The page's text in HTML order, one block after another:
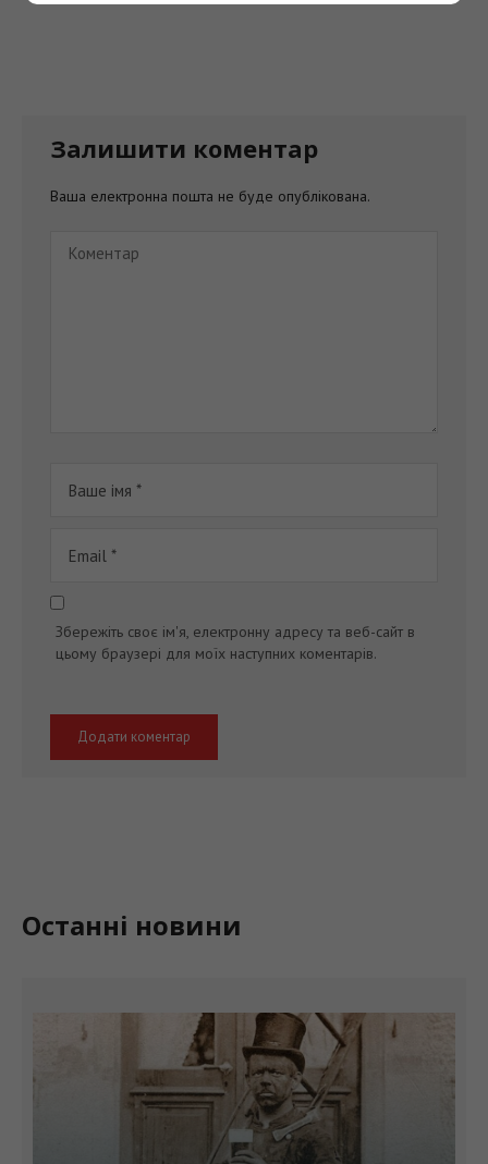
Залишити коментар
Ваша електронна пошта не буде опублікована.
Збережіть своє ім'я, електронну адресу та веб-сайт в
цьому браузері для моїх наступних коментарів.
Останні новини